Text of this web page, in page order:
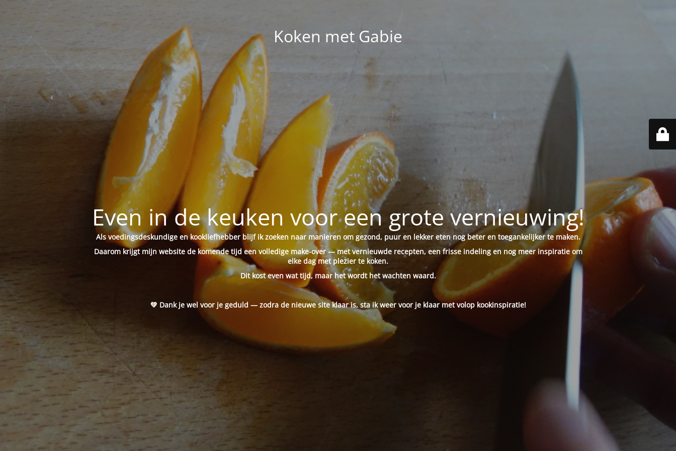
Koken met Gabie
Even in de keuken voor een grote vernieuwing!
Als voedingsdeskundige en kookliefhebber blijf ik zoeken naar manieren om gezond, puur en lekker eten nog beter en toegankelijker te maken.
Daarom krijgt mijn website de komende tijd een volledige make-over — met vernieuwde recepten, een frisse indeling en nog meer inspiratie om
elke dag met plezier te koken.
Dit kost even wat tijd, maar het wordt het wachten waard.
💚 Dank je wel voor je geduld — zodra de nieuwe site klaar is, sta ik weer voor je klaar met volop kookinspiratie!